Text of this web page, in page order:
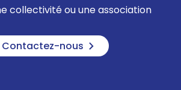
collectivité ou une association
Contactez-nous